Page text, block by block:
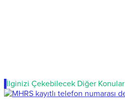
İlginizi Çekebilecek Diğer Konular